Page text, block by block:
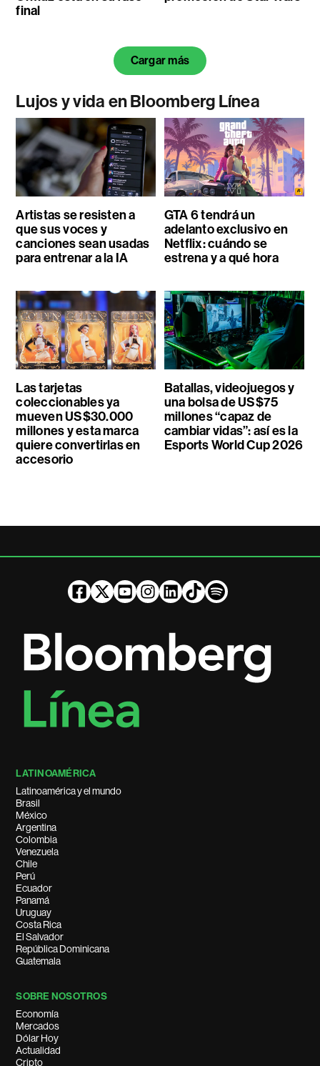
final
Cargar más
Lujos y vida en Bloomberg Línea
Artistas se resisten a
que sus voces y
canciones sean usadas
para entrenar a la IA
GTA 6 tendrá un
adelanto exclusivo en
Netflix: cuándo se
estrena y a qué hora
Las tarjetas
coleccionables ya
mueven US$30.000
millones y esta marca
quiere convertirlas en
accesorio
Batallas, videojuegos y
una bolsa de US$75
millones “capaz de
cambiar vidas”: así es la
Esports World Cup 2026
LATINOAMÉRICA
Latinoamérica y el mundo
Brasil
México
Argentina
Colombia
Venezuela
Chile
Perú
Ecuador
Panamá
Uruguay
Costa Rica
El Salvador
República Dominicana
Guatemala
SOBRE NOSOTROS
Economía
Mercados
Dólar Hoy
Actualidad
Cripto